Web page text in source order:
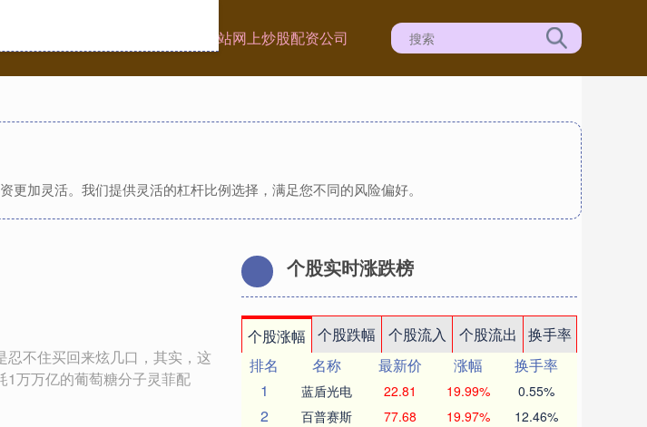
靠谱配资网站网上炒股配资公司
加灵活。我们提供灵活的杠杆比例选择，满足您不同的风险偏好。
不住买回来炫几口，其实，这
1万万亿的葡萄糖分子灵菲配
个股实时涨跌榜
个股涨幅 个股跌幅 个股流入 个股流出
换手率
排名
名称 最新价 涨幅
换手率
1
蓝盾光电 22.81 19.99% 0.55%
2 百普赛斯 77.68 19.97% 12.46%